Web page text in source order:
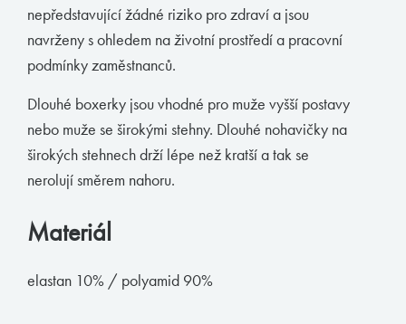
nepředstavující žádné riziko pro zdraví a jsou
navrženy s ohledem na životní prostředí a pracovní
podmínky zaměstnanců.
Dlouhé boxerky jsou vhodné pro muže vyšší postavy
nebo muže se širokými stehny. Dlouhé nohavičky na
širokých stehnech drží lépe než kratší a tak se
nerolují směrem nahoru.
Materiál
elastan 10% / polyamid 90%
Ponožky
Pyžama, volný čas
Plavky
Kontakty
T: (+420)273 132 679
Opletalova 9